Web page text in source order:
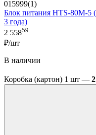
015999(1)
Блок питания HTS-80M-5
3 года)
2 55859
₽/шт
В наличии
Коробка (картон) 1 шт —